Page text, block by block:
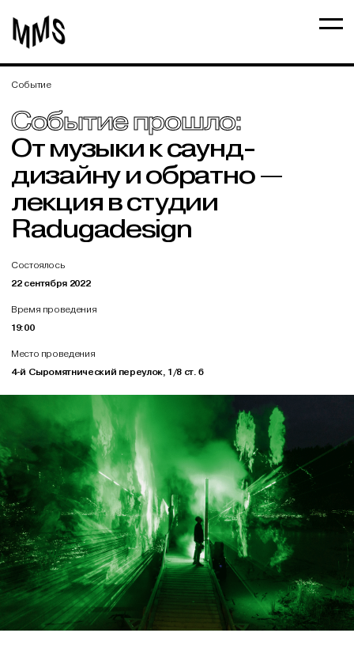
Событие
Событие прошло:
От музыки к саунд-
дизайну и обратно —
лекция в студии
Radugadesign
Состоялось
22 сентября 2022
Время проведения
19:00
Место проведения
4-й Сыромятнический переулок, 1/8 ст. 6